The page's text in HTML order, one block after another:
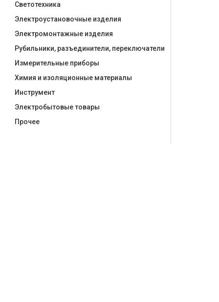
Светотехника
Электроустановочные изделия
Электромонтажные изделия
Рубильники, разъединители, переключатели
Измерительные приборы
Химия и изоляционные материалы
Инструмент
Электробытовые товары
Прочее